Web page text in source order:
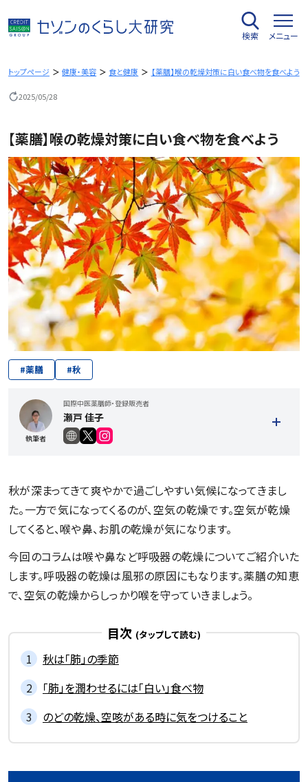
容
を
キ
検索 メニュー
トップページ 健康・美容 食と健康 【薬膳】喉の乾燥対策に白い食べ物を食べよう
2025/05/28
【薬膳】喉の乾燥対策に白い食べ物を食べよう
#薬膳 #秋
執筆者
国際中医薬膳師・登録販売者
瀬戸 佳子
記事一覧を見る
秋が深まってきて爽やかで過ごしやすい気候になってきまし
た。一方で気になってくるのが、空気の乾燥です。空気が乾燥
してくると、喉や鼻、お肌の乾燥が気になります。
今回のコラムは喉や鼻など呼吸器の乾燥についてご紹介いた
します。呼吸器の乾燥は風邪の原因にもなります。薬膳の知恵
で、空気の乾燥からしっかり喉を守っていきましょう。
目次
秋は「肺」の季節
「肺」を潤わせるには「白い」食べ物
のどの乾燥、空咳がある時に気をつけること